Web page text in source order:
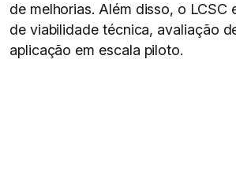
de melhorias. Além disso, o LCSC
de viabilidade técnica, avaliação
aplicação em escala piloto.